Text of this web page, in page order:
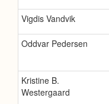
Vigdis Vandvik
Oddvar Pedersen
Kristine B.
Westergaard